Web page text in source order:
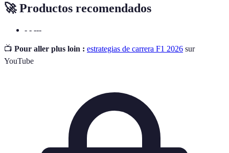
🚀 Productos recomendados
- - ---
📺 Pour aller plus loin : estrategias de carrera F1 2026 sur
YouTube